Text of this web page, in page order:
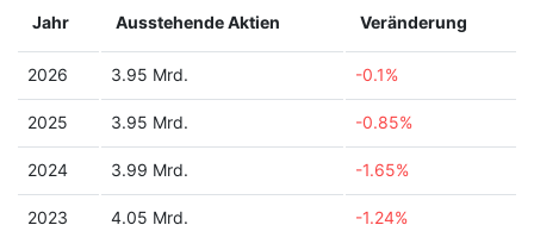
Jahr Ausstehende Aktien Veränderung
2026 3.95 Mrd. -0.1%
2025 3.95 Mrd. -0.85%
2024 3.99 Mrd. -1.65%
2023 4.05 Mrd. -1.24%